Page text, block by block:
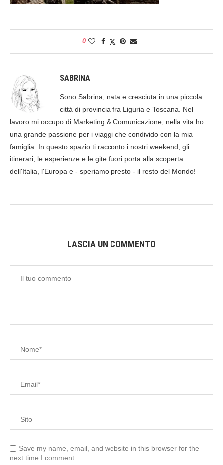
0
SABRINA
Sono Sabrina, nata e cresciuta in una piccola
città di provincia fra Liguria e Toscana. Nel
lavoro mi occupo di Marketing & Comunicazione, nella vita ho
una grande passione per i viaggi che condivido con la mia
famiglia. In questo spazio ti racconto i nostri weekend, gli
itinerari, le esperienze e le gite fuori porta alla scoperta
dell'Italia, l'Europa e - speriamo presto - il resto del Mondo!
LASCIA UN COMMENTO
Save my name, email, and website in this browser for the
next time I comment.